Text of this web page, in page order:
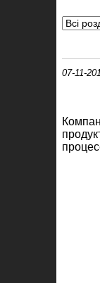
07-11-